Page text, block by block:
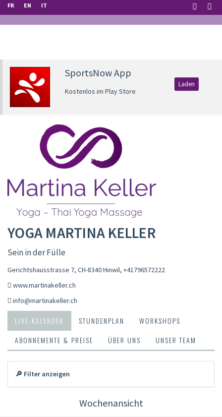
FR EN IT
SportsNow App
Kostenlos im Play Store
Laden
YOGA MARTINA KELLER
Sein in der Fülle
Gerichtshausstrasse 7, CH-8340 Hinwil, +41796572222
www.martinakeller.ch
info@martinakeller.ch
LIVE-KALENDER STUNDENPLAN
WORKSHOPS
ABONNEMENTE & PREISE
ÜBER UNS UNSER TEAM
🔎 Filter anzeigen
Wochenansicht